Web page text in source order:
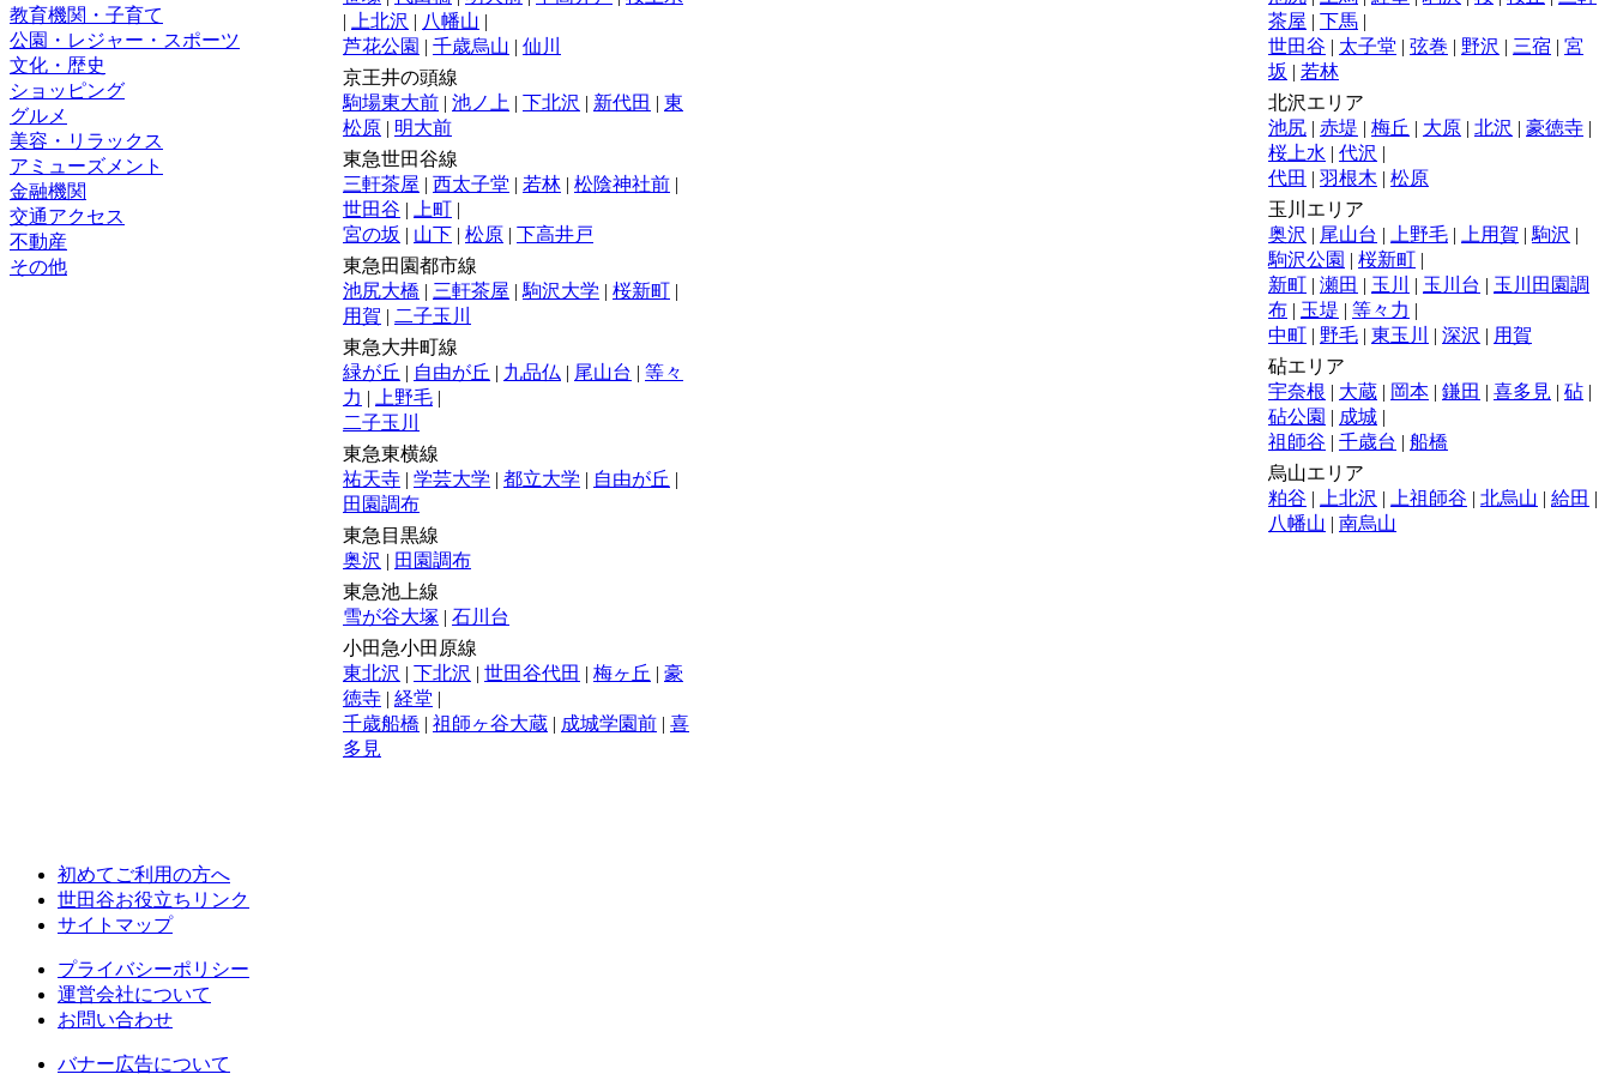
教育機関・子育て
公園・レジャー・スポーツ
文化・歴史
ショッピング
グルメ
美容・リラックス
アミューズメント
金融機関
交通アクセス
不動産
その他
|
上北沢 | 八幡山 |
芦花公園 | 千歳烏山 | 仙川
京王井の頭線
駒場東大前 | 池ノ上 | 下北沢 | 新代田 | 東
松原 | 明大前
東急世田谷線
三軒茶屋 | 西太子堂 | 若林 | 松陰神社前 |
世田谷 | 上町 |
宮の坂 | 山下 | 松原 | 下高井戸
東急田園都市線
池尻大橋 | 三軒茶屋 | 駒沢大学 | 桜新町 |
用賀 | 二子玉川
東急大井町線
緑が丘 | 自由が丘 | 九品仏 | 尾山台 | 等々
力 | 上野毛 |
二子玉川
東急東横線
祐天寺 | 学芸大学 | 都立大学 | 自由が丘 |
田園調布
東急目黒線
奥沢 | 田園調布
東急池上線
雪が谷大塚 | 石川台
小田急小田原線
東北沢 | 下北沢 | 世田谷代田 | 梅ヶ丘 | 豪
徳寺 | 経堂 |
千歳船橋 | 祖師ヶ谷大蔵 | 成城学園前 | 喜
多見
茶屋 | 下馬 |
世田谷 | 太子堂 | 弦巻 | 野沢 | 三宿 | 宮
坂 | 若林
北沢エリア
池尻 | 赤堤 | 梅丘 | 大原 | 北沢 | 豪徳寺 |
桜上水 | 代沢 |
代田 | 羽根木 | 松原
玉川エリア
奥沢 | 尾山台 | 上野毛 | 上用賀 | 駒沢 |
駒沢公園 | 桜新町 |
新町 | 瀬田 | 玉川 | 玉川台 | 玉川田園調
布 | 玉堤 | 等々力 |
中町 | 野毛 | 東玉川 | 深沢 | 用賀
砧エリア
宇奈根 | 大蔵 | 岡本 | 鎌田 | 喜多見 | 砧 |
砧公園 | 成城 |
祖師谷 | 千歳台 | 船橋
烏山エリア
粕谷 | 上北沢 | 上祖師谷 | 北烏山 | 給田 |
八幡山 | 南烏山
初めてご利用の方へ
世田谷お役立ちリンク
サイトマップ
プライバシーポリシー
運営会社について
お問い合わせ
バナー広告について